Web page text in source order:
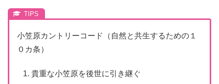
小笠原カントリーコード（自然と共生するための１
０カ条）
貴重な小笠原を後世に引き継ぐ